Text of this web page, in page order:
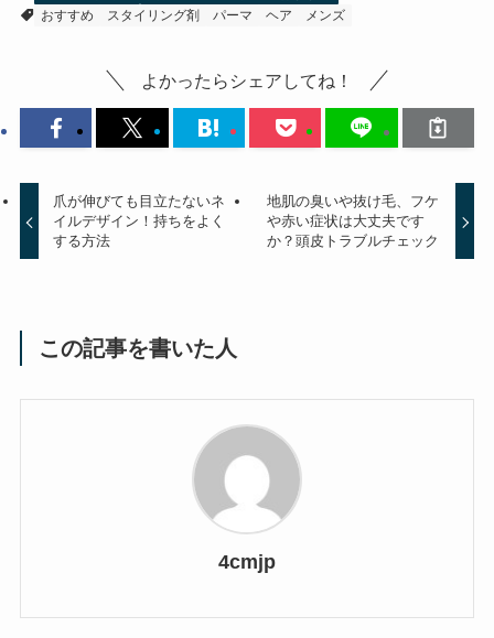
おすすめ
スタイリング剤 パーマ ヘア メンズ
よかったらシェアしてね！
爪が伸びても目立たないネ
イルデザイン！持ちをよく
する方法
地肌の臭いや抜け毛、フケ
や赤い症状は大丈夫です
か？頭皮トラブルチェック
この記事を書いた人
4cmjp